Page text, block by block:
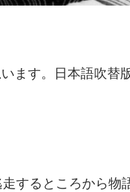
ます。日本語吹替
するところから物